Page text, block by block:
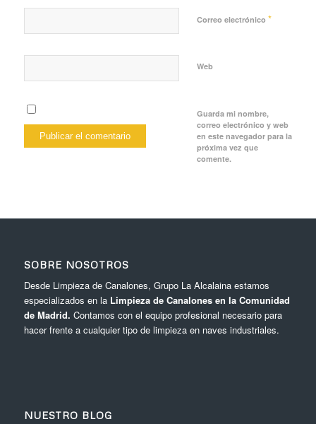
Correo electrónico *
Web
Guarda mi nombre,
correo electrónico y web
en este navegador para la
próxima vez que
comente.
SOBRE NOSOTROS
Desde Limpieza de Canalones, Grupo La Alcalaina estamos
especializados en la Limpieza de Canalones en la Comunidad
de Madrid. Contamos con el equipo profesional necesario para
hacer frente a cualquier tipo de limpieza en naves industriales.
NUESTRO BLOG